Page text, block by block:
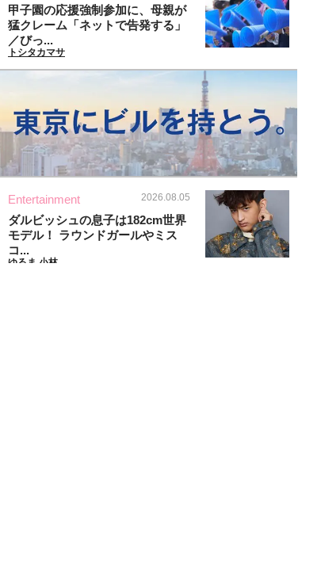
甲子園の応援強制参加に、母親が
猛クレーム「ネットで告発する」
／びっ...
トシタカマサ
Entertainment 2026.08.05
ダルビッシュの息子は182cm世界
モデル！ ラウンドガールやミス
コ...
ゆるま 小林